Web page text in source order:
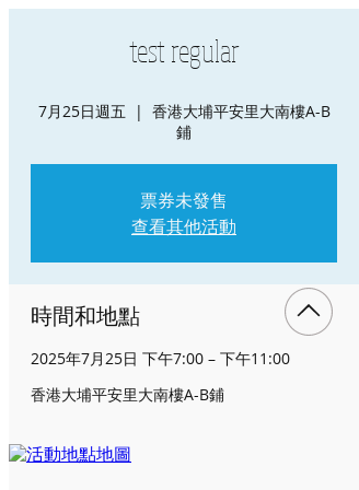
test regular
7月25日週五
  |
香港大埔平安里大南樓A-B
鋪
票券未發售
查看其他活動
時間和地點
2025年7月25日 下午7:00 – 下午11:00
香港大埔平安里大南樓A-B鋪